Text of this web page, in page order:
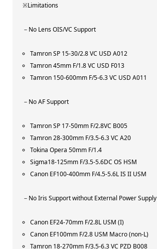
※Limitations
－No Lens OIS/VC Support
Tamron SP 15-30/2.8 VC USD A012
Tamron 45mm F/1.8 VC USD F013
Tamron 150-600mm F/5-6.3 VC USD A011
－No AF Support
Tamron SP 17-50mm F/2.8VC B005
Tamron 28-300mm F/3.5-6.3 VC A20
Tokina Opera 50mm F/1.4
Sigma18-125mm F/3.5-5.6DC OS HSM
Canon EF100-400mm F/4.5-5.6L IS II USM
－No Iris Support without External Power Supply
Canon EF24-70mm F/2.8L USM (I)
Canon EF100mm F/2.8 USM Macro (non-L)
Tamron 18-270mm F/3.5-6.3 VC PZD B008